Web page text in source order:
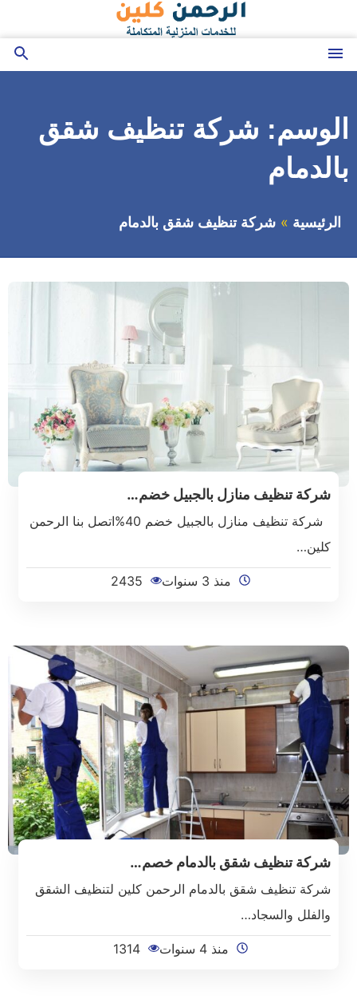
إلى
القائمة
بحث
الوسم: شركة تنظيف شقق
بالدمام
الرئيسية شركة تنظيف شقق بالدمام
شركة تنظيف منازل بالجبيل خضم…
شركة تنظيف منازل بالجبيل خضم 40%اتصل بنا الرحمن
كلين…
منذ 3 سنوات 2435
شركة تنظيف شقق بالدمام خصم…
شركة تنظيف شقق بالدمام الرحمن كلين لتنظيف الشقق
والفلل والسجاد…
منذ 4 سنوات 1314